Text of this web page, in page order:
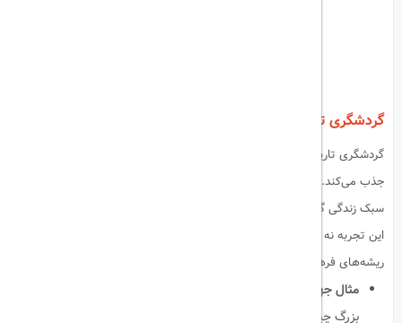
گردشگری تاریخی (Historical Tourism)
گردشگری تاریخی شاخه‌ای است که عاشقان تاریخ و تمدن‌های کهن را به خود
جذب می‌کند. در این نوع سفر، مسافران فرصت پیدا می‌کنند تا با فرهنگ و
سبک زندگی گذشته آشنا شوند و از بناها، شهرها و آثار تاریخی بازدید کنند.
این تجربه نه تنها لذت‌بخش است، بلکه به درک بهتر از تاریخ یک ملت و
ریشه‌های فرهنگی آن کمک می‌کند.
مثال جهانی
بزرگ چین.